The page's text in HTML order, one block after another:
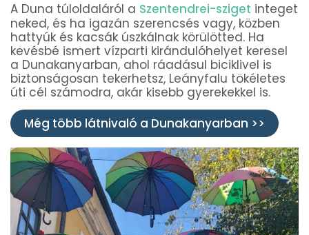
A Duna túloldaláról a Szentendrei-sziget integet
neked, és ha igazán szerencsés vagy, közben
hattyúk és kacsák úszkálnak körülötted. Ha
kevésbé ismert vízparti kirándulóhelyet keresel
a Dunakanyarban, ahol ráadásul biciklivel is
biztonságosan tekerhetsz, Leányfalu tökéletes
úti cél számodra, akár kisebb gyerekekkel is.
Még több látnivaló a Dunakanyarban >>